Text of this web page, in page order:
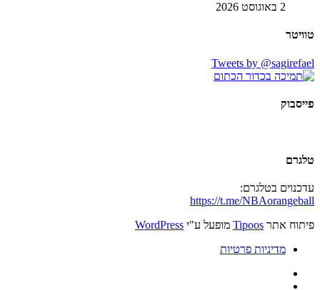
2 באוגוסט 2026
טוויטר
Tweets by @sagirefael
פייסבוק
טלגרם
עדכנוים בטלגרם:
https://t.me/NBAorangeball
פיתוח אתר Tipoos מופעל ע"י WordPress
מדיניות פרטיות